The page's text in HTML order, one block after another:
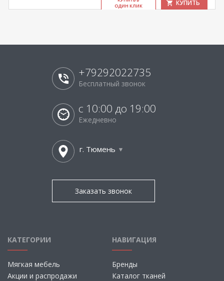
ОДИН КЛИК
КУПИТЬ
+79292022735
Бесплатный звонок
с 10:00 до 19:00
Ежедневно
г. Тюмень
Заказать звонок
КАТЕГОРИИ
Мягкая мебель
Акции и распродажи
НАВИГАЦИЯ
Бренды
Каталог тканей